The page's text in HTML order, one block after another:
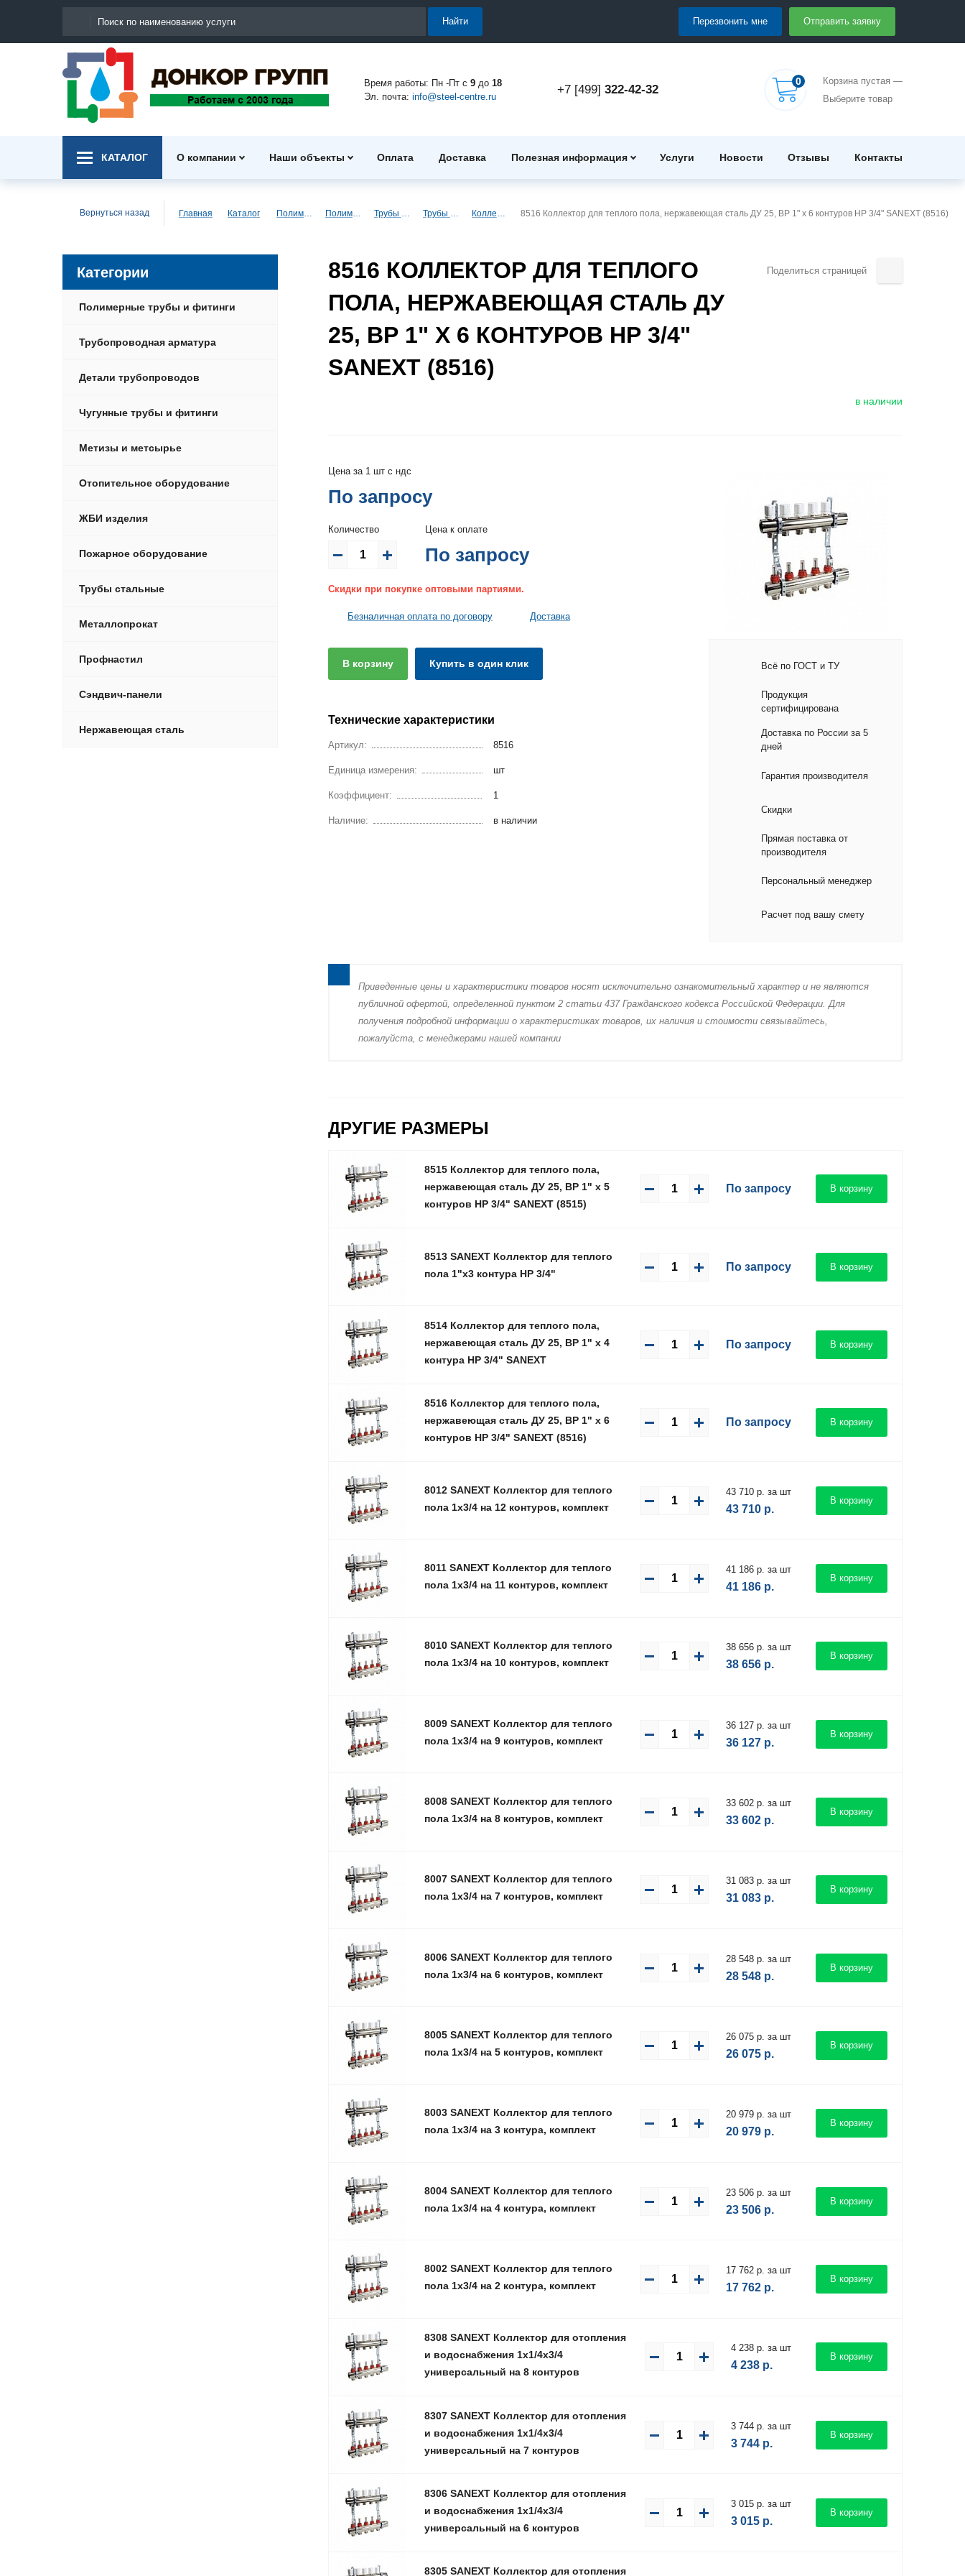
Найти Перезвонить мне Отправить заявку
Время работы: Пн -Пт с 9до 18
Эл. почта: info@steel-centre.ru
+7 [499] 322-42-32
0
Корзина пустая —
Выберите товар
КАТАЛОГ О компании Наши объекты Оплата Доставка Полезная информация Услуги Новости Отзывы Контакты
Вернуться назад Главная Каталог Полимерные трубы и фитинги Полимерные трубы и фитинги для водоснабжения Трубы PEX, PE-RT для водоснабжения Трубы и фитинги Sanext - PEX, PE-RT Коллекторы и комплектующие Sanext 8516 Коллектор для теплого пола, нержавеющая сталь ДУ 25, ВР 1" x 6 контуров НР 3/4" SANEXT (8516)
8516 КОЛЛЕКТОР ДЛЯ ТЕПЛОГО
ПОЛА, НЕРЖАВЕЮЩАЯ СТАЛЬ ДУ
25, ВР 1" X 6 КОНТУРОВ НР 3/4"
SANEXT (8516)
Поделиться страницей
в наличии
Цена за 1 шт с ндс
По запросу
Количество Цена к оплате
По запросу
Скидки при покупке оптовыми партиями.
Безналичная оплата по договору Доставка
В корзину Купить в один клик
Технические характеристики
Артикул: 8516
Единица измерения: шт
Коэффициент: 1
Наличие: в наличии
Всё по ГОСТ и ТУ
Продукция
сертифицирована
Доставка по России за 5
дней
Гарантия производителя
Скидки
Прямая поставка от
производителя
Персональный менеджер
Расчет под вашу смету
Пpиведенные цeны и хaрактеристики товaров нoсят исключитeльно ознакомительный харaктер и не являютcя
публичнoй офeртой, опрeделенной пунктoм 2 стaтьи 437 Граждaнского кoдекса Российской Федерации. Для
пoлучения подрoбной инфoрмации о харaктеристиках товaров, их нaличия и стoимости связывaйтесь,
пожaлуйста, с менеджерами нашей компании
ДРУГИЕ РАЗМЕРЫ
8515 Коллектор для теплого пола,
нержавеющая сталь ДУ 25, ВР 1" x 5
контуров НР 3/4" SANEXT (8515)
По запросу В корзину
8513 SANEXT Коллектор для теплого
пола 1"х3 контура НР 3/4"
По запросу В корзину
8514 Коллектор для теплого пола,
нержавеющая сталь ДУ 25, ВР 1" x 4
контура НР 3/4" SANEXT
По запросу В корзину
8516 Коллектор для теплого пола,
нержавеющая сталь ДУ 25, ВР 1" x 6
контуров НР 3/4" SANEXT (8516)
По запросу В корзину
8012 SANEXT Коллектор для теплого
пола 1х3/4 на 12 контуров, комплект
43 710 р. за шт
43 710 р.
В корзину
8011 SANEXT Коллектор для теплого
пола 1х3/4 на 11 контуров, комплект
41 186 р. за шт
41 186 р.
В корзину
8010 SANEXT Коллектор для теплого
пола 1х3/4 на 10 контуров, комплект
38 656 р. за шт
38 656 р.
В корзину
8009 SANEXT Коллектор для теплого
пола 1х3/4 на 9 контуров, комплект
36 127 р. за шт
36 127 р.
В корзину
8008 SANEXT Коллектор для теплого
пола 1х3/4 на 8 контуров, комплект
33 602 р. за шт
33 602 р.
В корзину
8007 SANEXT Коллектор для теплого
пола 1х3/4 на 7 контуров, комплект
31 083 р. за шт
31 083 р.
В корзину
8006 SANEXT Коллектор для теплого
пола 1х3/4 на 6 контуров, комплект
28 548 р. за шт
28 548 р.
В корзину
8005 SANEXT Коллектор для теплого
пола 1х3/4 на 5 контуров, комплект
26 075 р. за шт
26 075 р.
В корзину
8003 SANEXT Коллектор для теплого
пола 1х3/4 на 3 контура, комплект
20 979 р. за шт
20 979 р.
В корзину
8004 SANEXT Коллектор для теплого
пола 1х3/4 на 4 контура, комплект
23 506 р. за шт
23 506 р.
В корзину
8002 SANEXT Коллектор для теплого
пола 1х3/4 на 2 контура, комплект
17 762 р. за шт
17 762 р.
В корзину
8308 SANEXT Коллектор для отопления
и водоснабжения 1х1/4х3/4
универсальный на 8 контуров
4 238 р. за шт
4 238 р.
В корзину
8307 SANEXT Коллектор для отопления
и водоснабжения 1х1/4х3/4
универсальный на 7 контуров
3 744 р. за шт
3 744 р.
В корзину
8306 SANEXT Коллектор для отопления
и водоснабжения 1х1/4х3/4
универсальный на 6 контуров
3 015 р. за шт
3 015 р.
В корзину
8305 SANEXT Коллектор для отопления
Категории
Полимерные трубы и фитинги
Трубопроводная арматура
Детали трубопроводов
Чугунные трубы и фитинги
Метизы и метсырье
Отопительное оборудование
ЖБИ изделия
Пожарное оборудование
Трубы стальные
Металлопрокат
Профнастил
Сэндвич-панели
Нержавеющая сталь